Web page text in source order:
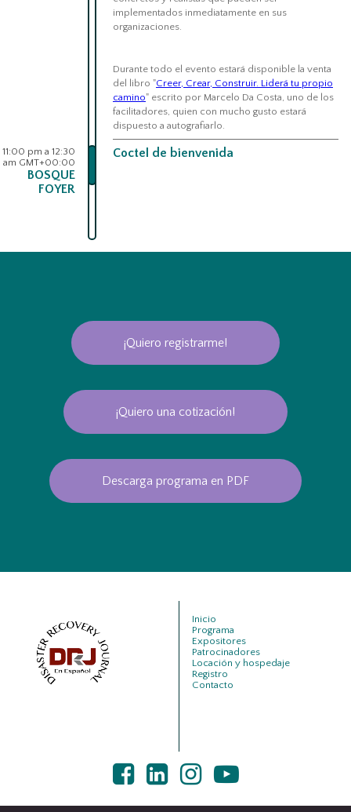
implementados inmediatamente en sus
organizaciones.
Durante todo el evento estará disponible la venta
del libro "Creer, Crear, Construir. Liderá tu propio
camino" escrito por Marcelo Da Costa, uno de los
facilitadores, quien con mucho gusto estará
dispuesto a autografiarlo.
11:00 pm a 12:30
am GMT+00:00
BOSQUE
FOYER
Coctel de bienvenida
¡Quiero registrarme!
¡Quiero una cotización!
Descarga programa en PDF
Inicio
Programa
Expositores
Patrocinadores
Locación y hospedaje
Registro
Contacto